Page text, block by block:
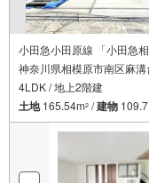
小田急小田原線 「小田急
神奈川県相模原市南区麻溝
4LDK / 地上2階建
土地165.54m2 /建物